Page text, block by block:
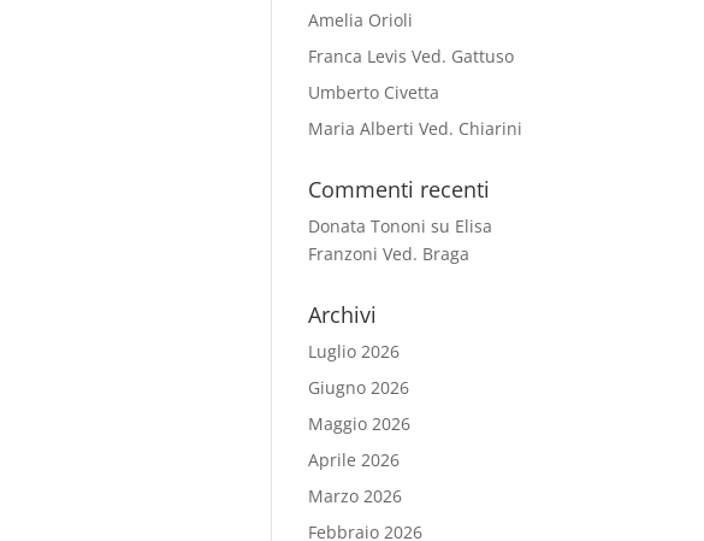
Amelia Orioli
Franca Levis Ved. Gattuso
Umberto Civetta
Maria Alberti Ved. Chiarini
Commenti recenti
Donata Tononi su Elisa
Franzoni Ved. Braga
Archivi
Luglio 2026
Giugno 2026
Maggio 2026
Aprile 2026
Marzo 2026
Febbraio 2026